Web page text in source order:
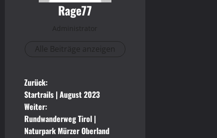
Rage77
Administrator
Alle Beiträge anzeigen
B
e
i
Zurück:
Startrails | August 2023
Weiter:
Rundwanderweg Tirol |
Naturpark Mürzer Oberland